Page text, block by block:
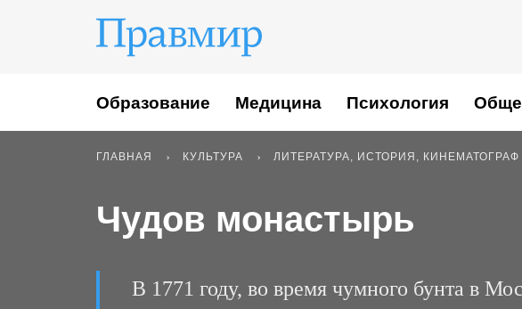
Образование Медицина Психология
ГЛАВНАЯ КУЛЬТУРА ЛИТЕРАТУРА, ИСТОРИЯ, КИНЕМАТОГРАФ
Чудов монастырь
В 1771 году, во время чумного бунта в